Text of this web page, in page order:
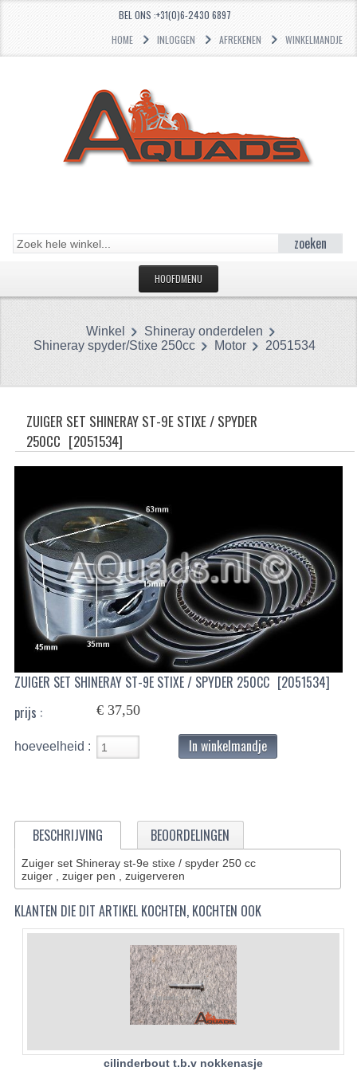
BEL ONS :+31(0)6-2430 6897
HOME
INLOGGEN AFREKENEN WINKELMANDJE
zoeken
HOOFDMENU
CATEGORIEËN
PAKKINGEN
PLASTIC PARTS
VERLICHTING
ONDERDELEN 50CC TOT 125CC
UNIVERSELE QUAD ONDERDELEN
BASHAN ONDERDELEN
BASHAN 200S-7-200S-A
KABELS
KAPPEN EN FRAME
KETTING EN TANDWIELEN
KOEL SYSTEEM
MOTOR
REM SYSTEEM
STUUR INRICHTING
Winkel
Shineray onderdelen
Shineray spyder/Stixe 250cc
Motor 2051534
ZUIGER SET SHINERAY ST-9E STIXE / SPYDER
250CC [2051534]
ZUIGER SET SHINERAY ST-9E STIXE / SPYDER 250CC [2051534]
prijs :
€ 37,50
hoeveelheid : In winkelmandje
BESCHRIJVING BEOORDELINGEN
Zuiger set Shineray st-9e stixe / spyder 250 cc
zuiger , zuiger pen , zuigerveren
KLANTEN DIE DIT ARTIKEL KOCHTEN, KOCHTEN OOK
cilinderbout t.b.v nokkenasje